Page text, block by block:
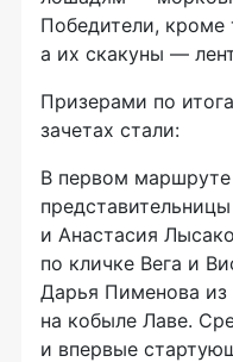
Победители, кроме
а их скакуны —
Призерами по
зачетах стали:
В первом
и Анастасия
по кличке Вега и
Дарья Пименова
на кобыле Лаве.
и впервые